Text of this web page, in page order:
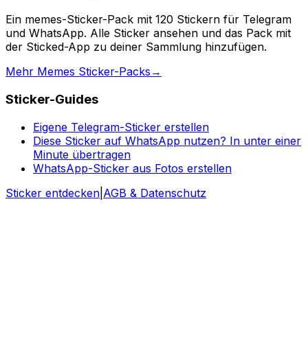
Ein memes-Sticker-Pack mit 120 Stickern für Telegram
und WhatsApp. Alle Sticker ansehen und das Pack mit
der Sticked-App zu deiner Sammlung hinzufügen.
Mehr Memes Sticker-Packs →
Sticker-Guides
Eigene Telegram-Sticker erstellen
Diese Sticker auf WhatsApp nutzen? In unter einer
Minute übertragen
WhatsApp-Sticker aus Fotos erstellen
Sticker entdecken AGB & Datenschutz